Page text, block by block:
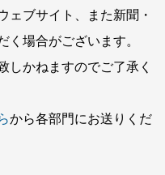
ェブサイト、また新聞・
く場合がございます。
かねますのでご了承く
から各部門にお送りくだ